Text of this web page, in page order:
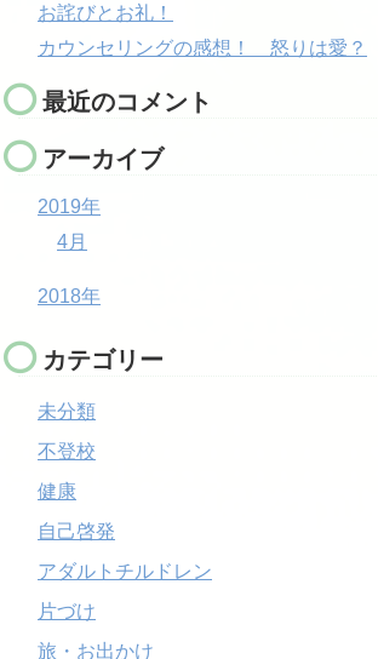
お詫びとお礼！
カウンセリングの感想！ 怒りは愛？
最近のコメント
アーカイブ
2019年
4月
2018年
カテゴリー
未分類
不登校
健康
自己啓発
アダルトチルドレン
片づけ
旅・お出かけ